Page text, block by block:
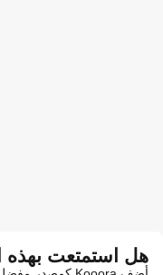
هل استمتعت بهذه